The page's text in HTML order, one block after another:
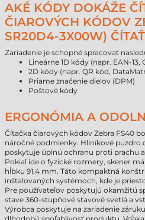
AKÉ KÓDY DOKÁŽE
ČIAROVÝCH KÓDOV
SR20D4-3X00W)
Zariadenie je schopné spracovať
Lineárne 1D kódy (napr. EAN-13,
2D kódy (napr. QR kód,
Priame značenie dielov (DPM)
Poštové kódy
ERGONÓMIA A
Čítačka čiarových kódov Zebra FS40
náročné podmienky. Hliníkové puzdro
poskytuje úplnú ochranu proti prachu
Pokiaľ ide o fyzické rozmery, skener
hĺbku 91,4 mm. Táto kompaktná
inštalovaných systémoch, kde je
Pre používateľov poskytujú okamžitú
stave 360-stupňové stavové svetlá a
Výrobca poskytuje na zariadenie